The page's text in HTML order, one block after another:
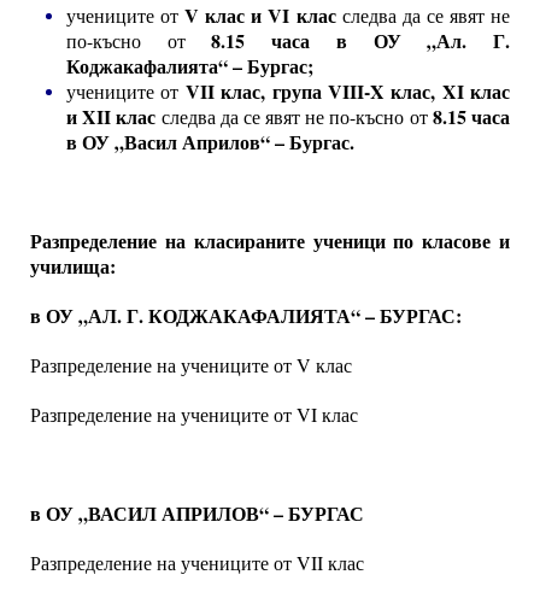
учениците отV клас и VI класследва да се явят не
по-късно от8.15 часа
в ОУ „Ал. Г.
Коджакафалията“ – Бургас;
учениците от VII клас, група VIII-X клас, XI клас
и XII клас следва да се явят не по-късно от8.15 часа
в ОУ „Васил Априлов“ – Бургас.
Разпределение на класираните ученици по класове и
училища:
вОУ „АЛ. Г. КОДЖАКАФАЛИЯТА“ – БУРГАС:
Разпределение на учениците от V клас
Разпределение на учениците от VI клас
в ОУ „ВАСИЛ АПРИЛОВ“ – БУРГАС
Разпределение на учениците от VII клас